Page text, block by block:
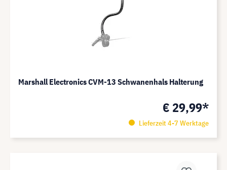
Marshall Electronics CVM-13 Schwanenhals Halterung
€ 29,99*
Lieferzeit 4-7 Werktage